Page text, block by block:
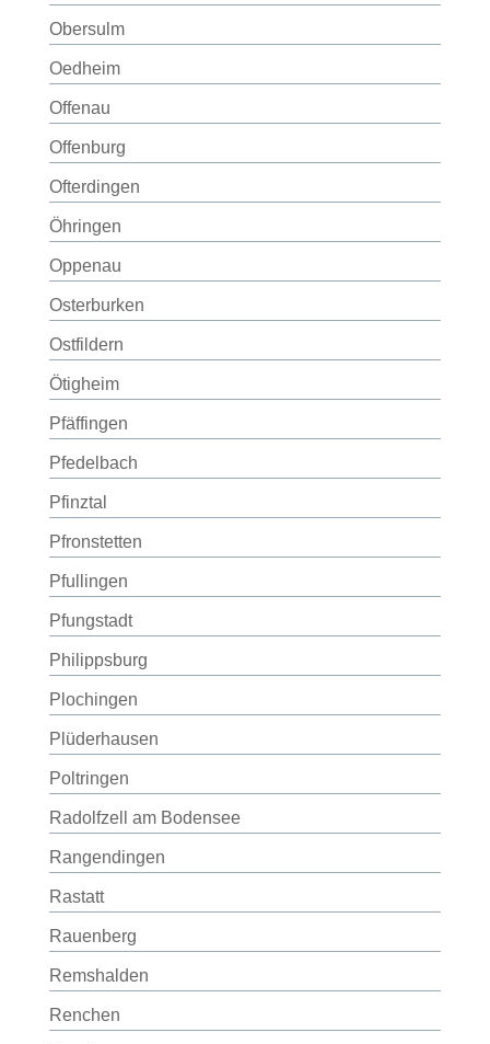
Obersulm
Oedheim
Offenau
Offenburg
Ofterdingen
Öhringen
Oppenau
Osterburken
Ostfildern
Ötigheim
Pfäffingen
Pfedelbach
Pfinztal
Pfronstetten
Pfullingen
Pfungstadt
Philippsburg
Plochingen
Plüderhausen
Poltringen
Radolfzell am Bodensee
Rangendingen
Rastatt
Rauenberg
Remshalden
Renchen